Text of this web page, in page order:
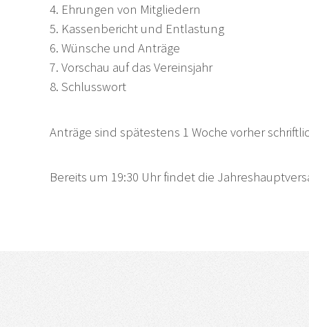
4. Ehrungen von Mitgliedern
5. Kassenbericht und Entlastung
6. Wünsche und Anträge
7. Vorschau auf das Vereinsjahr
8. Schlusswort
Anträge sind spätestens 1 Woche vorher
Bereits um 19:30 Uhr findet die